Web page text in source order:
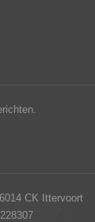
CK Ittervoort